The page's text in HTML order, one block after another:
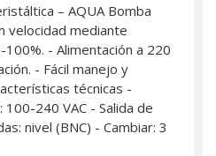
– AQUA Bomba
velocidad mediante
- Alimentación a 220
- Fácil manejo y
técnicas -
240 VAC - Salida de
nivel (BNC) - Cambiar: 3